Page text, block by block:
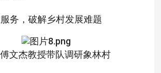
务，破解乡村发展难题
文杰教授带队调研象林村